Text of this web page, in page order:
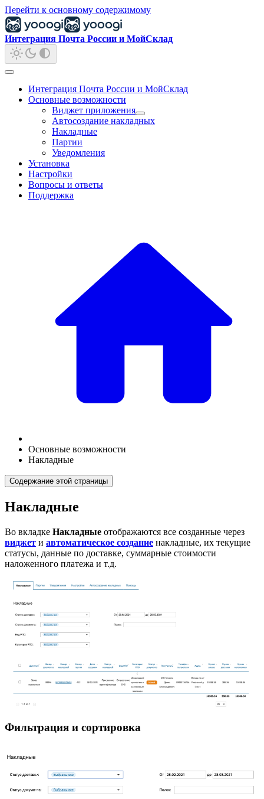
Перейти к основному содержимому
Интеграция Почта России и МойСклад
Интеграция Почта России и МойСклад
Основные возможности
Виджет приложения
Автосоздание накладных
Накладные
Партии
Уведомления
Установка
Настройки
Вопросы и ответы
Поддержка
Основные возможности
Накладные
Содержание этой страницы
Накладные
Во вкладке Накладные отображаются все созданные через
виджет и автоматическое создание накладные, их текущие
статусы, данные по доставке, суммарные стоимости
наложенного платежа и т.д.
Фильтрация и сортировка